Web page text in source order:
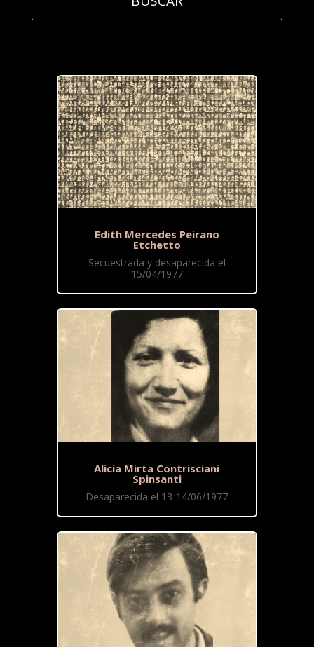
Edith Mercedes Peirano
Etchetto
Secuestrada y desaparecida el
15/04/1977
Alicia Mirta Contrisciani
Spinsanti
Desaparecida el 13-14/06/1977